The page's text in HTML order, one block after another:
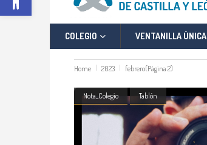
COLEGIO VENTANILLA ÚNICA
Home 2023 febrero(Página 2)
Nota_Colegio Tablón